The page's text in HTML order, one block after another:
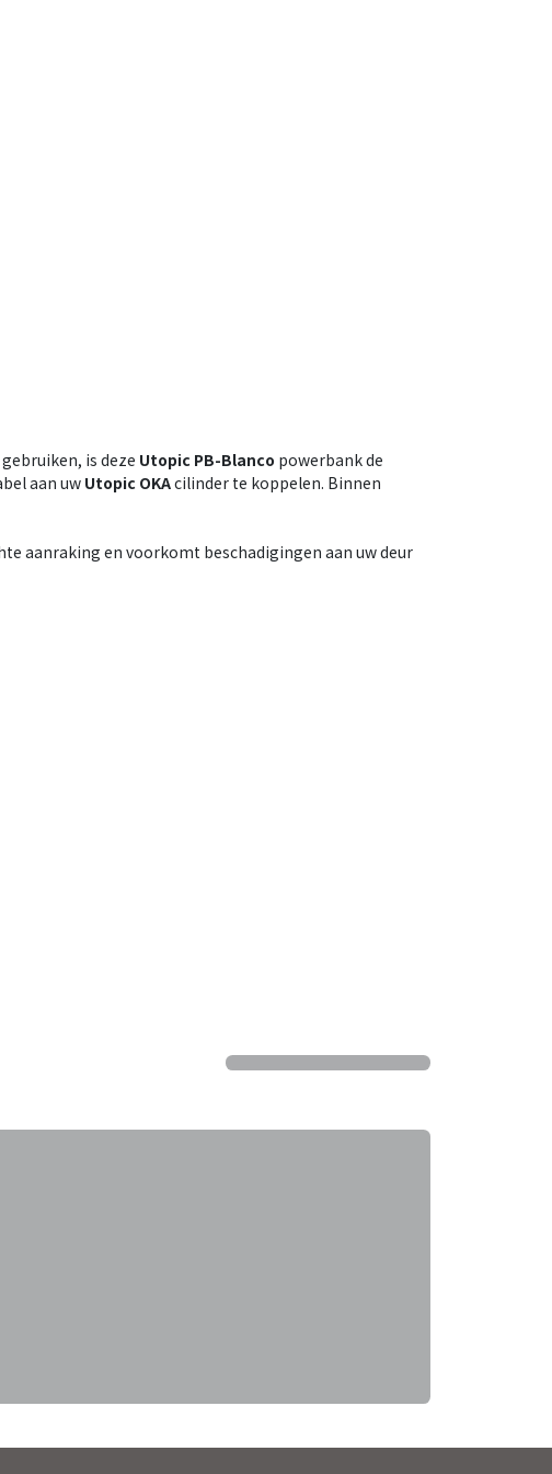
is deze Utopic PB-Blanco powerbank de
aan uw Utopic OKAcilinder te koppelen. Binnen
aanraking en voorkomt beschadigingen aan uw deur